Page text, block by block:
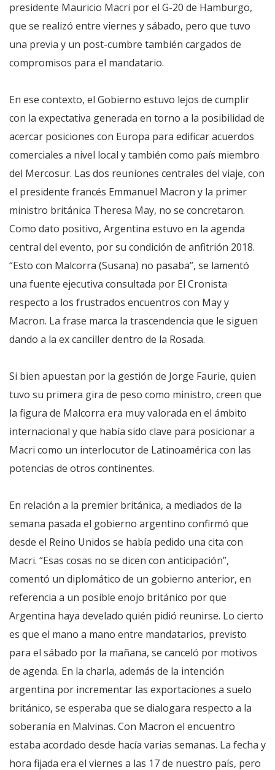
presidente Mauricio Macri por el G-20 de Hamburgo,
que se realizó entre viernes y sábado, pero que tuvo
una previa y un post-cumbre también cargados de
compromisos para el mandatario.
En ese contexto, el Gobierno estuvo lejos de cumplir
con la expectativa generada en torno a la posibilidad de
acercar posiciones con Europa para edificar acuerdos
comerciales a nivel local y también como país miembro
del Mercosur. Las dos reuniones centrales del viaje, con
el presidente francés Emmanuel Macron y la primer
ministro británica Theresa May, no se concretaron.
Como dato positivo, Argentina estuvo en la agenda
central del evento, por su condición de anfitrión 2018.
“Esto con Malcorra (Susana) no pasaba”, se lamentó
una fuente ejecutiva consultada por El Cronista
respecto a los frustrados encuentros con May y
Macron. La frase marca la trascendencia que le siguen
dando a la ex canciller dentro de la Rosada.
Si bien apuestan por la gestión de Jorge Faurie, quien
tuvo su primera gira de peso como ministro, creen que
la figura de Malcorra era muy valorada en el ámbito
internacional y que había sido clave para posicionar a
Macri como un interlocutor de Latinoamérica con las
potencias de otros continentes.
En relación a la premier británica, a mediados de la
semana pasada el gobierno argentino confirmó que
desde el Reino Unidos se había pedido una cita con
Macri. “Esas cosas no se dicen con anticipación”,
comentó un diplomático de un gobierno anterior, en
referencia a un posible enojo británico por que
Argentina haya develado quién pidió reunirse. Lo cierto
es que el mano a mano entre mandatarios, previsto
para el sábado por la mañana, se canceló por motivos
de agenda. En la charla, además de la intención
argentina por incrementar las exportaciones a suelo
británico, se esperaba que se dialogara respecto a la
soberanía en Malvinas. Con Macron el encuentro
estaba acordado desde hacía varias semanas. La fecha y
hora fijada era el viernes a las 17 de nuestro país, pero